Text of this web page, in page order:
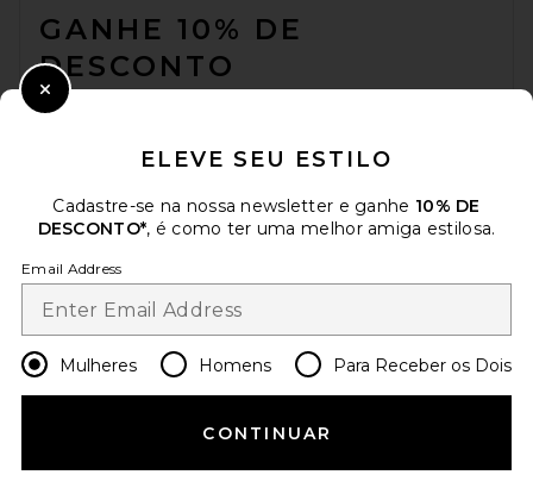
GANHE 10% DE
DESCONTO
Quando você se inscreve em nossa newsletter enviando seu e-mail.
Sign Up
Change Country Regions
AJUDE-NOS A MELHORAR!
ELEVE SEU ESTILO
Cadastre-se na nossa newsletter e ganhe 10% DE
DESCONTO*, é como ter uma melhor amiga estilosa.
Email Address
Mulheres Homens Para Receber os Dois
CONTINUAR
Close Modal